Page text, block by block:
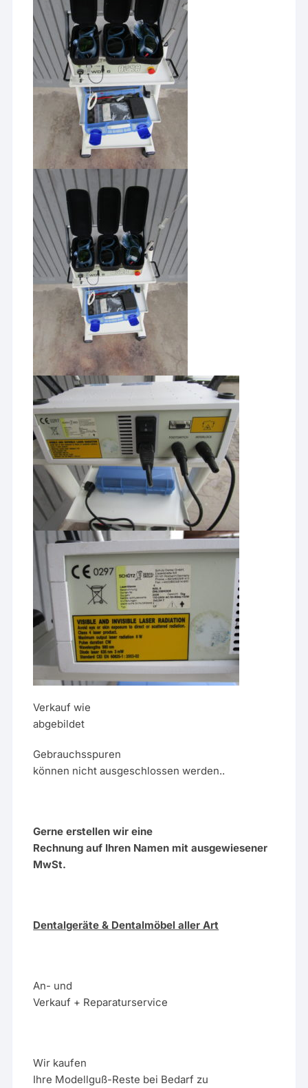
Verkauf wie
abgebildet
Gebrauchsspuren
können nicht ausgeschlossen werden..
Gerne erstellen wir eine
Rechnung auf Ihren Namen mit ausgewiesener
MwSt.
Dentalgeräte & Dentalmöbel aller Art
An- und
Verkauf + Reparaturservice
Wir kaufen
Ihre Modellguß-Reste bei Bedarf zu